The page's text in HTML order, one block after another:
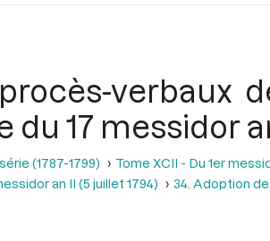
verbaux
17 messidor
(1787-1799)
Tome XCII - Du 1er
an II (5 juillet 1794) 34. Adoption